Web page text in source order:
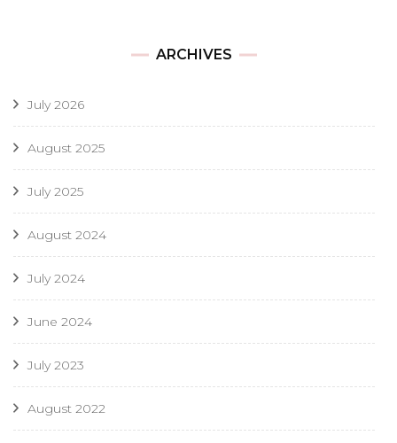
ARCHIVES
July 2026
August 2025
July 2025
August 2024
July 2024
June 2024
July 2023
August 2022